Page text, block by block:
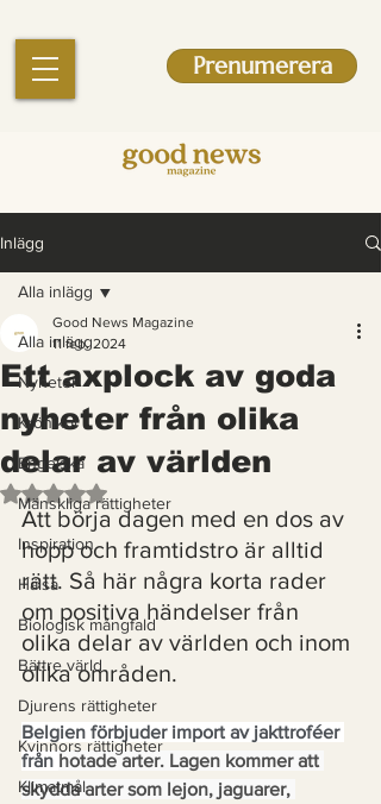
Prenumerera
Inlägg
Alla inlägg
Nyheter
Krönikor
Engelska
Mänskliga rättigheter
Inspiration
Hälsa
Biologisk mångfald
Bättre värld
Djurens rättigheter
Kvinnors rättigheter
Klimatmål
Alla inlägg
Ett axplock av goda
nyheter från olika
delar av världen
Good News Magazine
11 feb. 2024
Betygsatt till NaN av 5 stjärnor.
Att börja dagen med en dos av
hopp och framtidstro är alltid
rätt. Så här några korta rader
om positiva händelser från
olika delar av världen och inom
olika områden.
Belgien förbjuder import av jakttroféer
från hotade arter. Lagen kommer att
skydda arter som lejon, jaguarer,